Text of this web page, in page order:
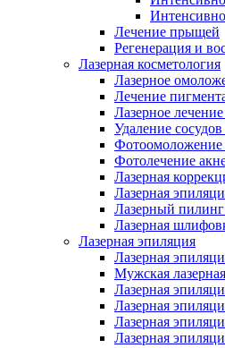
Лечение прыщей
Регенерация и
Лазерная косметология
Лазерное
Лечение
Лазерное
Удаление
Фотоомоложение
Фотолечение
Лазерная
Лазерная
Лазерный
Лазерная
Лазерная эпиляция
Лазерная
Мужская
Лазерная
Лазерная
Лазерная
Лазерная